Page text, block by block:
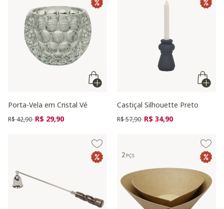
Porta-Vela em Cristal Vé
Preço reduzido de
R$ 42,90 para
R$ 29,90
Castiçal Silhouette Preto
Preço reduzido de
R$ 57,90 para
R$ 34,90